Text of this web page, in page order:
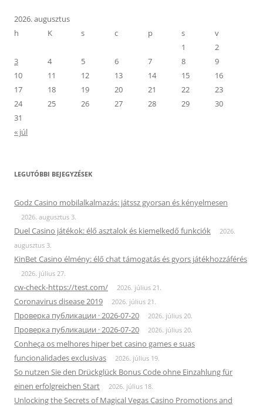
2026. augusztus
h
K s c p s
v
1
2
3
4 5 6 7 8
9
10
11 12 13 14 15
16
17
18 19 20 21 22
23
24
25 26 27 28 29
30
31
« júl
LEGUTÓBBI BEJEGYZÉSEK
Godz Casino mobilalkalmazás: játssz gyorsan és kényelmesen
2026. augusztus 3.
Duel Casino játékok: élő asztalok és kiemelkedő funkciók
2026.
augusztus 3.
KinBet Casino élmény: élő chat támogatás és gyors játékhozzáférés
2026. július 27.
cw-check-https://test.com/ 2026. július 21.
Coronavirus disease 2019 2026. július 21.
Проверка публикации · 2026-07-20 2026. július 20.
Проверка публикации · 2026-07-20 2026. július 20.
Conheça os melhores hiper bet casino games e suas
funcionalidades exclusivas
2026. július 19.
So nutzen Sie den Drückglück Bonus Code ohne Einzahlung für
einen erfolgreichen Start
2026. július 18.
Unlocking the Secrets of Magical Vegas Casino Promotions and